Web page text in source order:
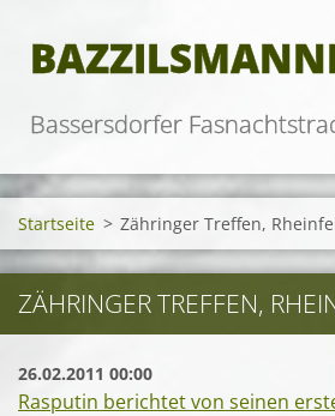
Bassersdorfer
Startseite > Zähringer Treffen,
ZÄHRINGER TREFFEN,
26.02.2011 00:00
Rasputin berichtet von seinen